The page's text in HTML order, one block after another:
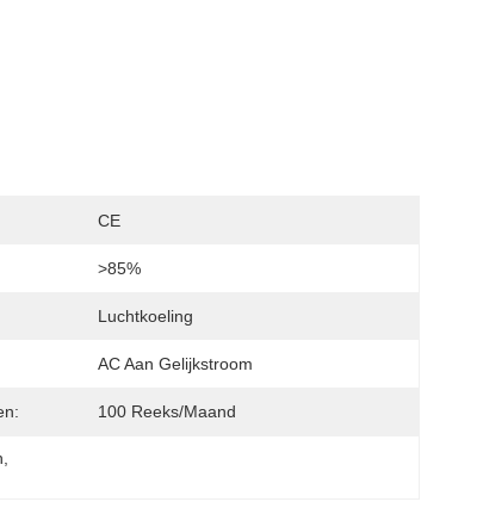
CE
>85%
Luchtkoeling
AC Aan Gelijkstroom
100 Reeks/maand